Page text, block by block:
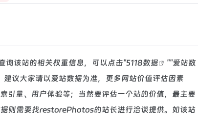
该站的相关权重信息，可以点击"5118数据 ""爱站数
议大家请以爱站数据为准，更多网站价值评估因素
量、用户体验等；当然要评估一个站的价值，最主要
则需要找restorePhotos的站长进行洽谈提供。如该站